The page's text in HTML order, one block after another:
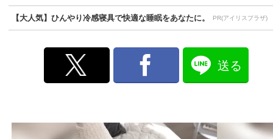
【大人気】ひんやり冷感寝具で快適な睡眠をあなたに。 PR(アイリスプラザ)
送る